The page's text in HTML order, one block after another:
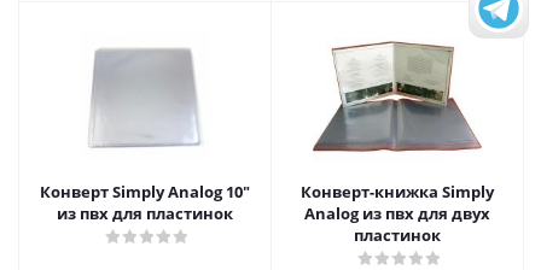
Конверт Simply Analog 10"
из пвх для пластинок
Конверт-книжка Simply
Analog из пвх для двух
пластинок